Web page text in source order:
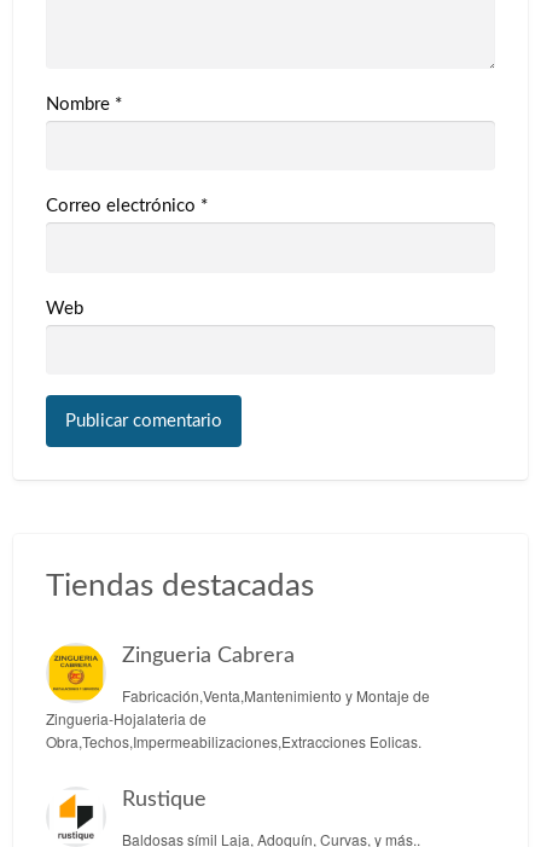
Nombre *
Correo electrónico *
Web
Tiendas destacadas
Zingueria Cabrera
Fabricación,Venta,Mantenimiento y Montaje de
Zingueria-Hojalateria de
Obra,Techos,Impermeabilizaciones,Extracciones Eolicas.
Rustique
Baldosas símil Laja, Adoquín, Curvas, y más..